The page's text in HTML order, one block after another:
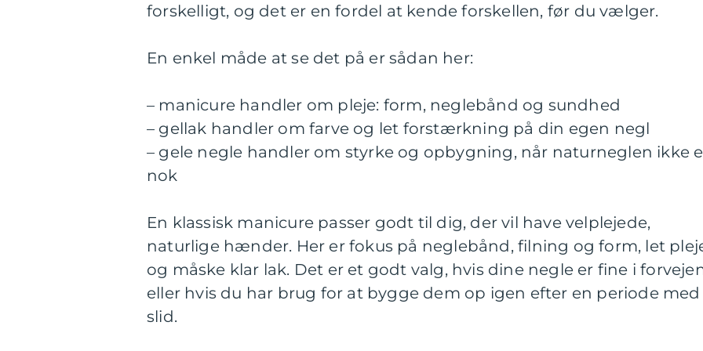
forskelligt, og det er en fordel at kende forskellen, før du vælger.
En enkel måde at se det på er sådan her:
– manicure handler om pleje: form, neglebånd og sundhed
– gellak handler om farve og let forstærkning på din egen negl
– gele negle handler om styrke og opbygning, når naturneglen ikke
nok
En klassisk manicure passer godt til dig, der vil have velplejede,
naturlige hænder. Her er fokus på neglebånd, filning og form, let
og måske klar lak. Det er et godt valg, hvis dine negle er fine i
eller hvis du har brug for at bygge dem op igen efter en periode med
slid.